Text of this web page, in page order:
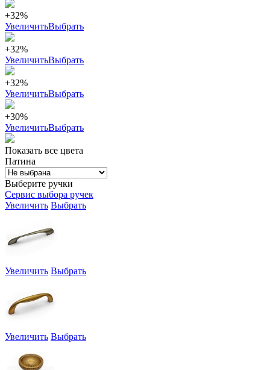
+32%
УвеличитьВыбрать
+32%
УвеличитьВыбрать
+32%
УвеличитьВыбрать
+30%
УвеличитьВыбрать
Показать все цвета
Патина
Выберите ручки
Сервис выбора ручек
Увеличить Выбрать
Увеличить Выбрать
Увеличить Выбрать